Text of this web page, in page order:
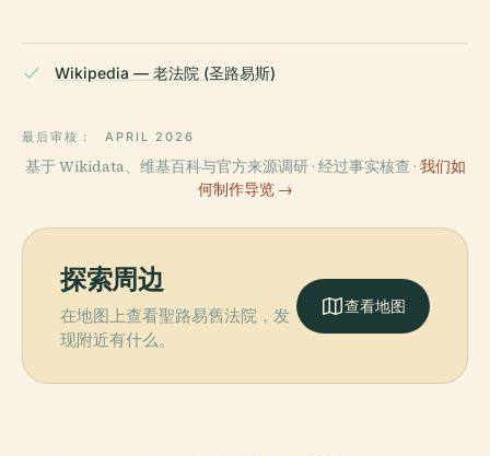
Wikipedia — 老法院 (圣路易斯)
最后审核： APRIL 2026
基于 Wikidata、维基百科与官方来源调研 · 经过事实核查 · 我们如
何制作导览 →
探索周边
在地图上查看聖路易舊法院，发
现附近有什么。
查看地图